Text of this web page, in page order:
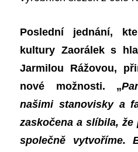
Poslední jednání,
kultury Zaorálek s
Jarmilou Rážovou,
nové možnosti. „
našimi stanovisky a
zaskočena a slíbila, že
společně vytvoříme.